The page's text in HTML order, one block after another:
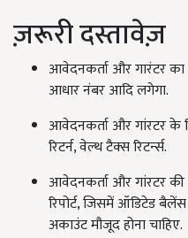
ज़रूरी दस्तावेज़
आवेदनकर्ता और गारंटर
आधार नंबर आदि लगेगा.
आवेदनकर्ता और गांरटर के
रिटर्न, वेल्‍थ टैक्‍स रिटर्न्‍स.
आवेदनकर्ता और गांरटर
रिपोर्ट, जिसमें ऑडिटेड
अकाउंट मौजूद होना चाहिए.